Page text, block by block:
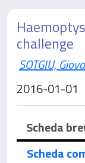
challenge
SOTGIU,
2016-01-01
Scheda
Scheda